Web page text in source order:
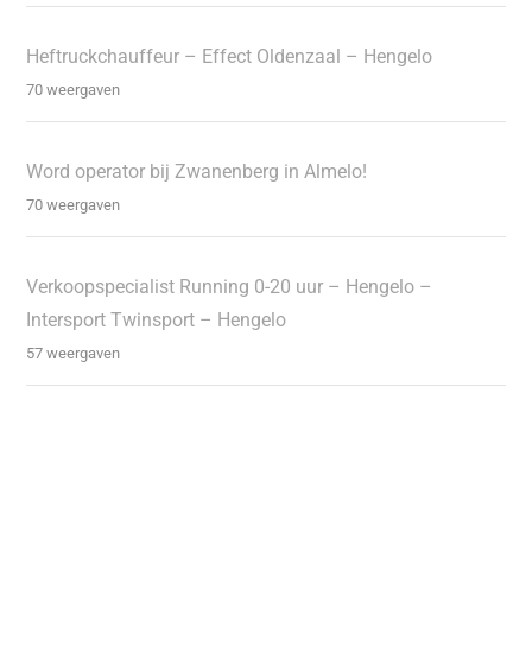
Heftruckchauffeur – Effect Oldenzaal – Hengelo
70 weergaven
Word operator bij Zwanenberg in Almelo!
70 weergaven
Verkoopspecialist Running 0-20 uur – Hengelo –
Intersport Twinsport – Hengelo
57 weergaven